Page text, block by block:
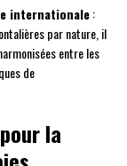
internationale:
par nature, il
entre les
de
la